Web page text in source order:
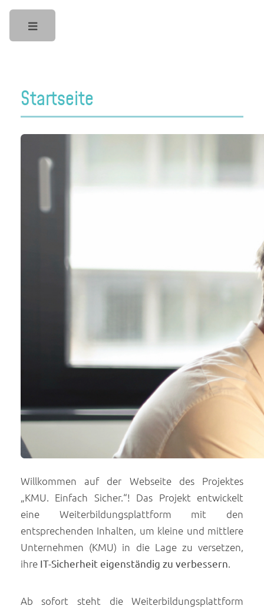
Startseite
Willkommen auf der Webseite des Projektes
„KMU. Einfach Sicher.“! Das Projekt entwickelt
eine Weiterbildungsplattform mit den
entsprechenden Inhalten, um kleine und mittlere
Unternehmen (KMU) in die Lage zu versetzen,
ihre IT-Sicherheit eigenständig zu verbessern.
Ab sofort steht die Weiterbildungsplattform